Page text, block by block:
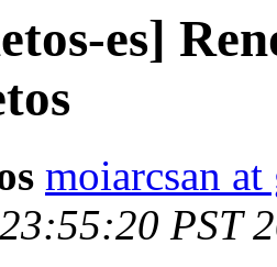
es]
moiarcsan
PST